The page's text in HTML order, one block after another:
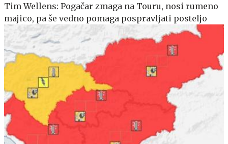
Tim Wellens: Pogačar zmaga na Touru, nosi rumeno
majico, pa še vedno pomaga pospravljati posteljo